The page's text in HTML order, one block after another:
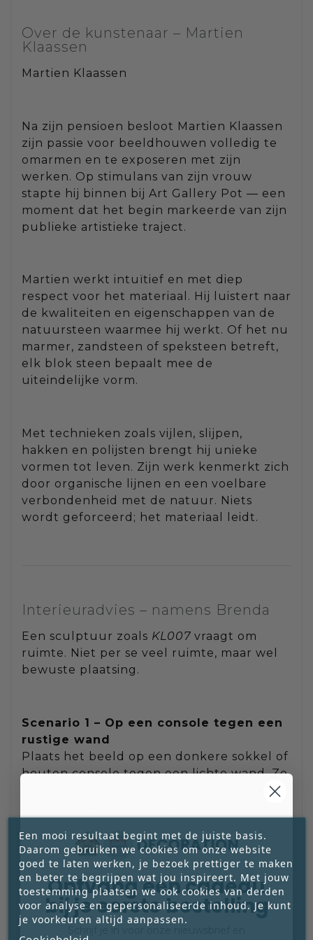
Over de kunstenaar – Martien
Klaassen
Martien Klaassen
Na zijn pensioen besloot Martien Klaassen
zijn passie voor beeldhouwen volledig te
omarmen en te exposeren met zijn
werken. Op stimulans van zijn vrouw
stapte hij binnen bij Art Gallery Pot — een
moment dat het begin markeerde van zijn
publieke artistieke traject.
Martien werkt intuïtief en met diep
respect voor het materiaal. Hij luistert naar
de kwaliteiten en eigenschappen van de
natuursteen waarmee hij werkt. Of het nu
marmer, zandsteen of speksteen betreft,
elk blok steen bepaalt mee de
uiteindelijke vorm.
Met technieken zoals vijlen, slijpen,
hakken en polijsten brengt hij unieke
vormen tot leven. Zijn werk kenmerkt zich
door organische lijnen en een voelbare
verbondenheid met de natuur. Niets
wordt geforceerd; het materiaal leidt.
Interieuradvies – namens Brenda
Een sculptuur zoals KL007 vraagt om
ruimte. Niet per se veel ruimte, maar wel
bewuste plaatsing.
Scenario 1 – Op een console tegen een
rustige wand
Plaats het beeld op een donkere sokkel of
houten console tegen een lichte wand. Zo
organische vorm kan spreken.
Scenario 2 – In een hotel chique setting
Combineer het met warme materialen
zoals messing, marmer of fluweel. De
Een mooi resultaat begint met de juiste basis.
Daarom gebruiken we cookies om onze website
goed te laten werken, je bezoek prettiger te maken
en beter te begrijpen wat jou inspireert. Met jouw
toestemming plaatsen we ook cookies van derden
voor analyse en gepersonaliseerde inhoud. Je kunt
je voorkeuren altijd aanpassen.
Ontvang een cadeau
bij je eerste bestelling